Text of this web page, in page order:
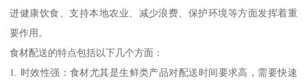
进健康饮食、支持本地农业、减少浪费、保护环境等方面发挥着重
要作用。
食材配送的特点包括以下几个方面：
1. 时效性强：食材尤其是生鲜类产品对配送时间要求高，需要快速